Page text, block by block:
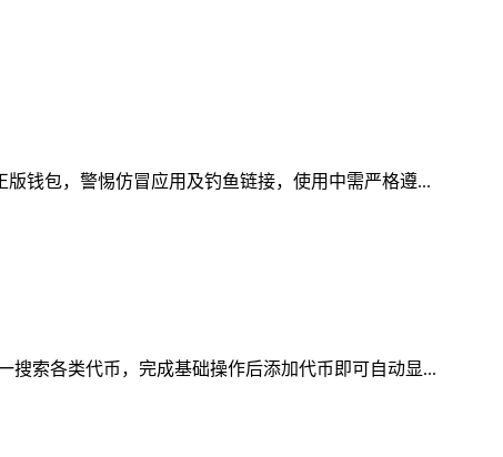
钱包，警惕仿冒应用及钓鱼链接，使用中需严格遵...
搜索各类代币，完成基础操作后添加代币即可自动显...